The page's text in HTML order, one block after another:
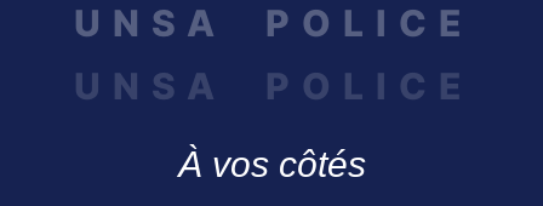
UNSA POLICE
UNSA POLICE
À vos côtés